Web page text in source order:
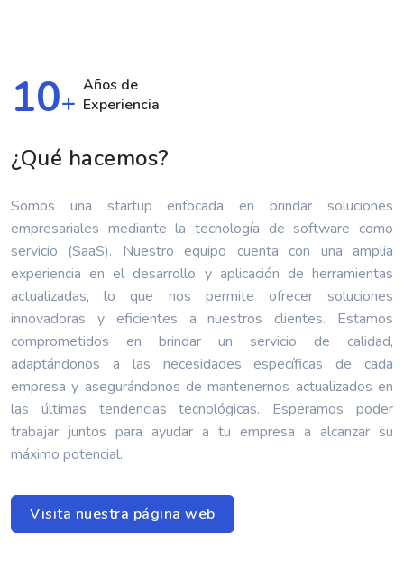
10+ Años de
Experiencia
¿Qué hacemos?
Somos una startup enfocada en brindar soluciones
empresariales mediante la tecnología de software como
servicio (SaaS). Nuestro equipo cuenta con una amplia
experiencia en el desarrollo y aplicación de herramientas
actualizadas, lo que nos permite ofrecer soluciones
innovadoras y eficientes a nuestros clientes. Estamos
comprometidos en brindar un servicio de calidad,
adaptándonos a las necesidades específicas de cada
empresa y asegurándonos de mantenernos actualizados en
las últimas tendencias tecnológicas. Esperamos poder
trabajar juntos para ayudar a tu empresa a alcanzar su
máximo potencial.
Visita nuestra página web